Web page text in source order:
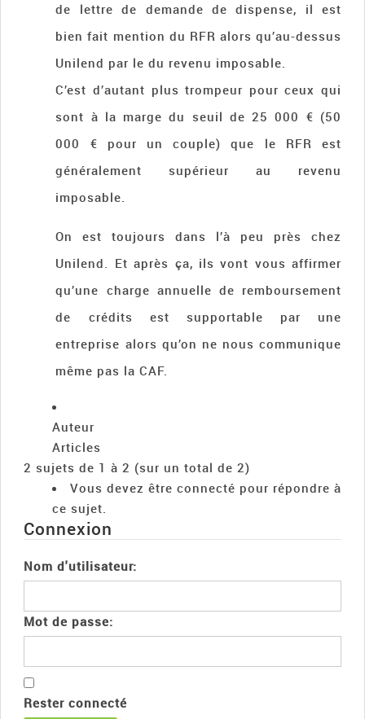
de lettre de demande de dispense, il est
bien fait mention du RFR alors qu’au-dessus
Unilend par le du revenu imposable.
C’est d’autant plus trompeur pour ceux qui
sont à la marge du seuil de 25 000 € (50
000 € pour un couple) que le RFR est
généralement supérieur au revenu
imposable.
On est toujours dans l’à peu près chez
Unilend. Et après ça, ils vont vous affirmer
qu’une charge annuelle de remboursement
de crédits est supportable par une
entreprise alors qu’on ne nous communique
même pas la CAF.
Auteur
Articles
2 sujets de 1 à 2 (sur un total de 2)
Vous devez être connecté pour répondre à
ce sujet.
Connexion
Nom d'utilisateur:
Mot de passe:
Rester connecté